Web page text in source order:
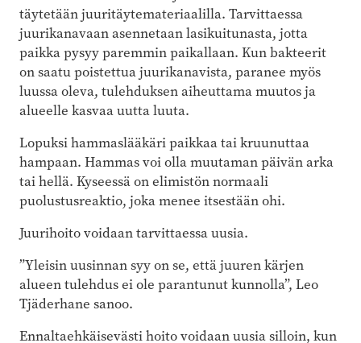
täytetään juuritäytemateriaalilla. Tarvittaessa
juurikanavaan asennetaan lasikuitunasta, jotta
paikka pysyy paremmin paikallaan. Kun bakteerit
on saatu poistettua juurikanavista, paranee myös
luussa oleva, tulehduksen aiheuttama muutos ja
alueelle kasvaa uutta luuta.
Lopuksi hammaslääkäri paikkaa tai kruunuttaa
hampaan. Hammas voi olla muutaman päivän arka
tai hellä. Kyseessä on elimistön normaali
puolustusreaktio, joka menee itsestään ohi.
Juurihoito voidaan tarvittaessa uusia.
”Yleisin uusinnan syy on se, että juuren kärjen
alueen tulehdus ei ole parantunut kunnolla”, Leo
Tjäderhane sanoo.
Ennaltaehkäisevästi hoito voidaan uusia silloin, kun